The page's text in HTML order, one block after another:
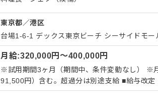
性に応じて新店でご活躍いただけます。 シェ
育成、発注、在庫管理など、店舗運営にかかわ
ような、忘れられない特別な“ワクワク体験”が
しょう。アイデアを歓迎する環境で、個性を輝かせ、存
ント＞ 有名ブランドや企業とのコラボ店など
（例：2025年8月オープンの銀座ティファニー
111日、月9日休みとプライベートも充実。社
力です。
東京都／港区
台場1-6-1 デックス東京ビーチ シーサイドモー
月給:320,000円〜400,000円
※試用期間3ヶ月（期間中、条件変動なし） ※
91,500円）含む。超